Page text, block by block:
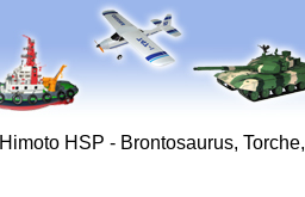
Himoto HSP - Brontosaurus,